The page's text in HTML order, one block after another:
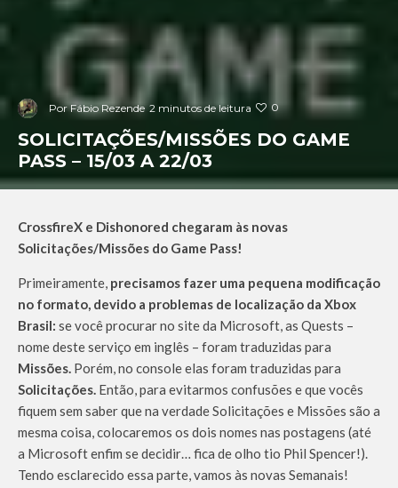
PorFábio Rezende 2 minutos de leitura 0
SOLICITAÇÕES/MISSÕES DO GAME
PASS – 15/03 A 22/03
CrossfireX e Dishonored chegaram às novas
Solicitações/Missões do Game Pass!
Primeiramente, precisamos fazer uma pequena modificação
no formato, devido a problemas de localização da Xbox
Brasil: se você procurar no site da Microsoft, as Quests –
nome deste serviço em inglês – foram traduzidas para
Missões. Porém, no console elas foram traduzidas para
Solicitações. Então, para evitarmos confusões e que vocês
fiquem sem saber que na verdade Solicitações e Missões são a
mesma coisa, colocaremos os dois nomes nas postagens (até
a Microsoft enfim se decidir… fica de olho tio Phil Spencer!).
Tendo esclarecido essa parte, vamos às novas Semanais!